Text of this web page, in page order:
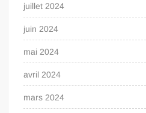
juillet 2024
juin 2024
mai 2024
avril 2024
mars 2024